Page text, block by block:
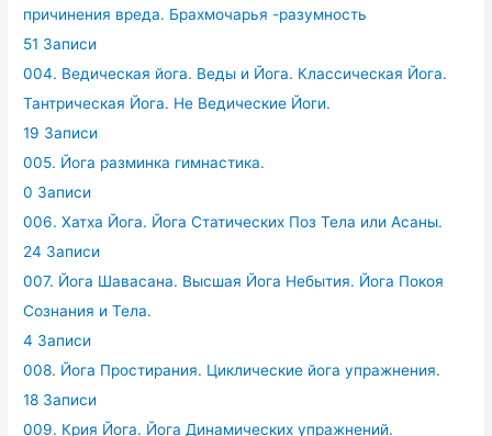
причинения вреда. Брахмочарья -разумность
51 Записи
004. Ведическая йога. Веды и Йога. Классическая Йога.
Тантрическая Йога. Не Ведические Йоги.
19 Записи
005. Йога разминка гимнастика.
0 Записи
006. Хатха Йога. Йога Статических Поз Тела или Асаны.
24 Записи
007. Йога Шавасана. Высшая Йога Небытия. Йога Покоя
Сознания и Тела.
4 Записи
008. Йога Простирания. Циклические йога упражнения.
18 Записи
009. Крия Йога. Йога Динамических упражнений.